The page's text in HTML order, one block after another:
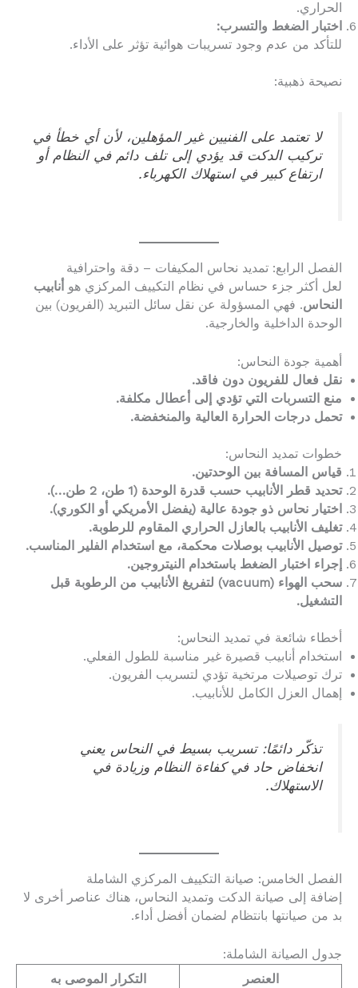
الحراري.
اختبار الضغط والتسرب:
للتأكد من عدم وجود تسريبات هوائية تؤثر على الأداء.
نصيحة ذهبية:
لا تعتمد على الفنيين غير المؤهلين، لأن أي خطأ في
تركيب الدكت قد يؤدي إلى تلف دائم في النظام أو
ارتفاع كبير في استهلاك الكهرباء.
الفصل الرابع: تمديد نحاس المكيفات – دقة واحترافية
لعل أكثر جزء حساس في نظام التكييف المركزي هو أنابيب
النحاس. فهي المسؤولة عن نقل سائل التبريد (الفريون) بين
الوحدة الداخلية والخارجية.
أهمية جودة النحاس:
نقل فعال للفريون دون فاقد.
منع التسربات التي تؤدي إلى أعطال مكلفة.
تحمل درجات الحرارة العالية والمنخفضة.
خطوات تمديد النحاس:
قياس المسافة بين الوحدتين.
تحديد قطر الأنابيب حسب قدرة الوحدة (1 طن، 2 طن…).
اختيار نحاس ذو جودة عالية (يفضل الأمريكي أو الكوري).
تغليف الأنابيب بالعازل الحراري المقاوم للرطوبة.
توصيل الأنابيب بوصلات محكمة، مع استخدام الفلير المناسب.
إجراء اختبار الضغط باستخدام النيتروجين.
سحب الهواء (vacuum) لتفريغ الأنابيب من الرطوبة قبل
التشغيل.
أخطاء شائعة في تمديد النحاس:
استخدام أنابيب قصيرة غير مناسبة للطول الفعلي.
ترك توصيلات مرتخية تؤدي لتسريب الفريون.
إهمال العزل الكامل للأنابيب.
تذكّر دائمًا: تسريب بسيط في النحاس يعني
انخفاض حاد في كفاءة النظام وزيادة في
الاستهلاك.
الفصل الخامس: صيانة التكييف المركزي الشاملة
إضافة إلى صيانة الدكت وتمديد النحاس، هناك عناصر أخرى لا
بد من صيانتها بانتظام لضمان أفضل أداء.
جدول الصيانة الشاملة:
العنصر
التكرار الموصى به